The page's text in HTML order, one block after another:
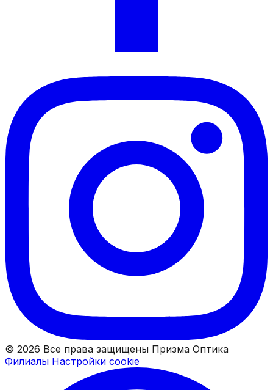
© 2026 Все права защищены Призма Оптика
Филиалы Настройки cookie